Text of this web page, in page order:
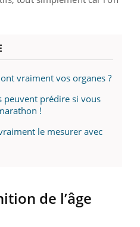
vraiment vos organes ?
peuvent prédire si vous
!
le mesurer avec
de l’âge